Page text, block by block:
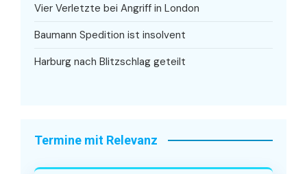
Vier Verletzte bei Angriff in London
Baumann Spedition ist insolvent
Harburg nach Blitzschlag geteilt
Termine mit Relevanz